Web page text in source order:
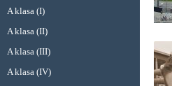
A klasa (I)
A klasa (II)
A klasa (III)
A klasa (IV)